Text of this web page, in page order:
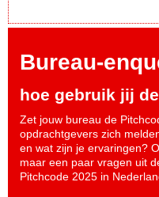
Bureau-
hoe gebruik jij
Zet jouw bureau de
opdrachtgevers zich
en wat zijn je ervaringen?
maar een paar vragen uit
Pitchcode 2025 in